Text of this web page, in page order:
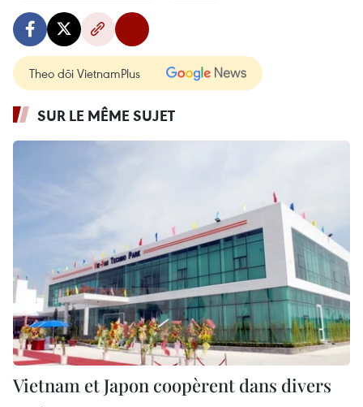
Theo dõi VietnamPlus
SUR LE MÊME SUJET
Vietnam et Japon coopèrent dans divers